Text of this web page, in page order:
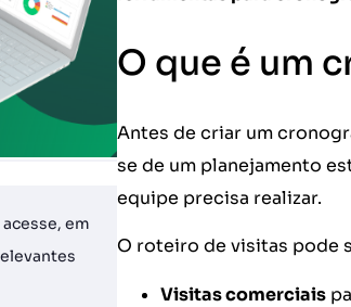
acesse, em
O que é um
Antes de criar um
se de um planejamento
equipe precisa realizar.
O roteiro de visitas pode
Visitas comerciais